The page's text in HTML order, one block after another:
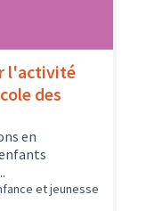
l'activité
des
en
et jeunesse